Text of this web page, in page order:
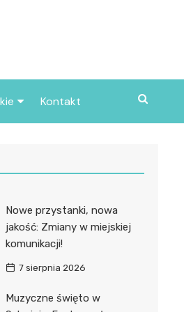
Kontakt
Nowe przystanki, nowa
jakość: Zmiany w miejskiej
komunikacji!
7 sierpnia 2026
Muzyczne święto w